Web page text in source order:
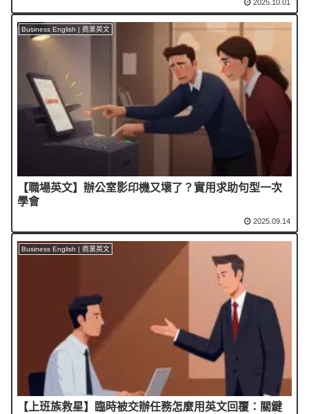
2025.10.01
Business English | 商業英文
【職場英文】辦公室影印機又壞了？實用求助句型一次
學會
2025.09.14
Business English | 商業英文
【上班族救星】臨時被交辦任務怎麼用英文回覆：關鍵